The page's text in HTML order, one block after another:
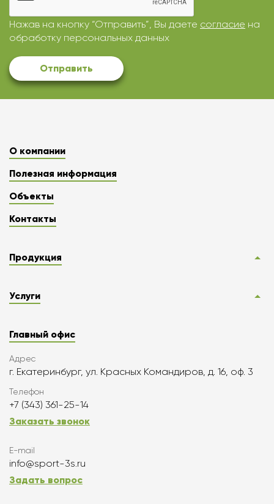
Нажав на кнопку “Отправить”, Вы даете согласие на
обработку персональных данных
Отправить
О компании
Полезная информация
Объекты
Контакты
Продукция
Услуги
Главный офис
Адрес
г. Екатеринбург, ул. Красных Командиров, д. 16, оф. 3
Телефон
+7 (343) 361-25-14
Заказать звонок
E-mail
info@sport-3s.ru
Задать вопрос